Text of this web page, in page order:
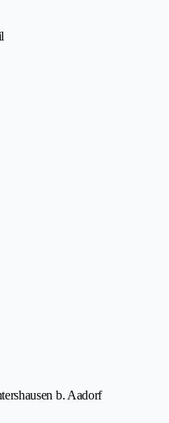
b. Aadorf